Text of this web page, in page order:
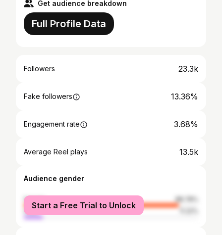
Get audience breakdown
Full Profile Data
Followers 23.3k
Fake followers 13.36%
Engagement rate 3.68%
Average Reel plays 13.5k
Audience gender
female
88.78%
male
Start a Free Trial to Unlock